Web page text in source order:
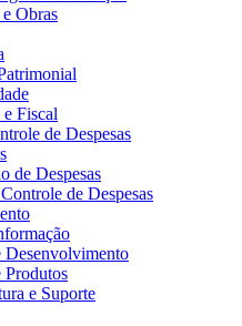
Obras
Fiscal
de Despesas
de Despesas
de Despesas
Desenvolvimento
Produtos
e Suporte